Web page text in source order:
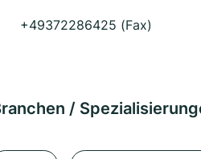
+49372286425 (Fax)
/